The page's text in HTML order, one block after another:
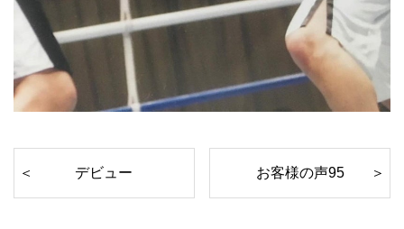
デビュー お客様の声95